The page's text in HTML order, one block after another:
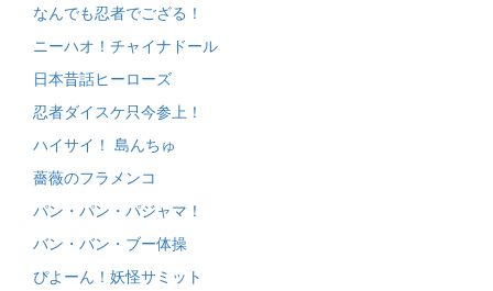
なんでも忍者でござる！
ニーハオ！チャイナドール
日本昔話ヒーローズ
忍者ダイスケ只今参上！
ハイサイ！ 島んちゅ
薔薇のフラメンコ
パン・パン・パジャマ！
バン・バン・ブー体操
ぴよーん！妖怪サミット